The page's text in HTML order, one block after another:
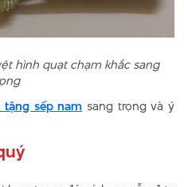
hình quạt chạm khắc sang
tặng sếp nam sang trọng và ý